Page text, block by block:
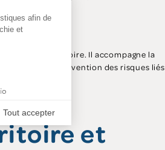
du territoire. Il accompagne la
forêts et la prévention des risques liés
et